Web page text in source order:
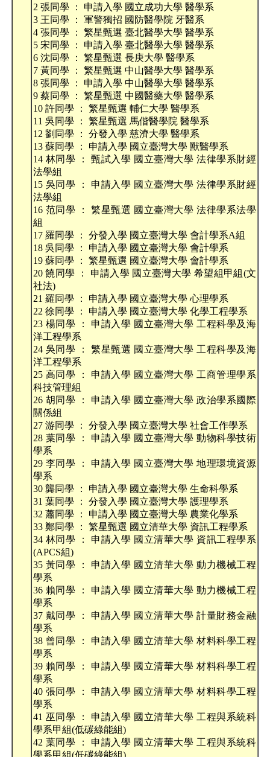
2 張同學 ： 申請入學 國立成功大學 醫學系
3 王同學 ： 軍警獨招 國防醫學院 牙醫系
4 張同學 ： 繁星甄選 臺北醫學大學 醫學系
5 宋同學 ： 申請入學 臺北醫學大學 醫學系
6 沈同學 ： 繁星甄選 長庚大學 醫學系
7 黃同學 ： 繁星甄選 中山醫學大學 醫學系
8 張同學 ： 申請入學 中山醫學大學 醫學系
9 蔡同學 ： 繁星甄選 中國醫藥大學 醫學系
10 許同學 ： 繁星甄選 輔仁大學 醫學系
11 吳同學 ： 繁星甄選 馬偕醫學院 醫學系
12 劉同學 ： 分發入學 慈濟大學 醫學系
13 蘇同學 ： 申請入學 國立臺灣大學 獸醫學系
14 林同學 ： 甄試入學 國立臺灣大學 法律學系財經
法學組
15 吳同學 ： 申請入學 國立臺灣大學 法律學系財經
法學組
16 范同學 ： 繁星甄選 國立臺灣大學 法律學系法學
組
17 羅同學 ： 分發入學 國立臺灣大學 會計學系A組
18 吳同學 ： 申請入學 國立臺灣大學 會計學系
19 蘇同學 ： 繁星甄選 國立臺灣大學 會計學系
20 饒同學 ： 申請入學 國立臺灣大學 希望組甲組(文
社法)
21 羅同學 ： 申請入學 國立臺灣大學 心理學系
22 徐同學 ： 申請入學 國立臺灣大學 化學工程學系
23 楊同學 ： 申請入學 國立臺灣大學 工程科學及海
洋工程學系
24 吳同學 ： 繁星甄選 國立臺灣大學 工程科學及海
洋工程學系
25 高同學 ： 申請入學 國立臺灣大學 工商管理學系
科技管理組
26 胡同學 ： 申請入學 國立臺灣大學 政治學系國際
關係組
27 游同學 ： 分發入學 國立臺灣大學 社會工作學系
28 葉同學 ： 申請入學 國立臺灣大學 動物科學技術
學系
29 李同學 ： 申請入學 國立臺灣大學 地理環境資源
學系
30 龔同學 ： 申請入學 國立臺灣大學 生命科學系
31 葉同學 ： 分發入學 國立臺灣大學 護理學系
32 蕭同學 ： 申請入學 國立臺灣大學 農業化學系
33 鄭同學 ： 繁星甄選 國立清華大學 資訊工程學系
34 林同學 ： 申請入學 國立清華大學 資訊工程學系
(APCS組)
35 黃同學 ： 申請入學 國立清華大學 動力機械工程
學系
36 賴同學 ： 申請入學 國立清華大學 動力機械工程
學系
37 戴同學 ： 申請入學 國立清華大學 計量財務金融
學系
38 曾同學 ： 申請入學 國立清華大學 材料科學工程
學系
39 賴同學 ： 申請入學 國立清華大學 材料科學工程
學系
40 張同學 ： 申請入學 國立清華大學 材料科學工程
學系
41 巫同學 ： 申請入學 國立清華大學 工程與系統科
學系甲組(低碳綠能組)
42 葉同學 ： 申請入學 國立清華大學 工程與系統科
學系甲組(低碳綠能組)